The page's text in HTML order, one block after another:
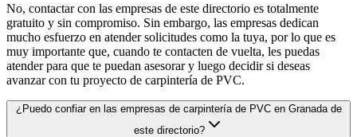
No, contactar con las empresas de este directorio es totalmente
gratuito y sin compromiso. Sin embargo, las empresas dedican
mucho esfuerzo en atender solicitudes como la tuya, por lo que es
muy importante que, cuando te contacten de vuelta, les puedas
atender para que te puedan asesorar y luego decidir si deseas
avanzar con tu proyecto de carpintería de PVC.
¿Puedo confiar en las empresas de carpintería de PVC en Granada de
este directorio?